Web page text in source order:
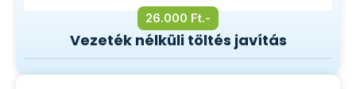
26.000 Ft.-
Vezeték nélküli töltés javítás